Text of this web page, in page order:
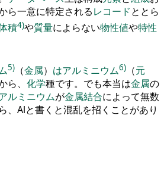
ら一意に特定されるレコードととら
積4)や質量によらない物性値や特性
5) （金属） はアルミニウム6) （元
ら、 化学種です。 でも本当は金属の
ルミニウムが金属結合によって無数
、 Alと書くと混乱を招くことがあり